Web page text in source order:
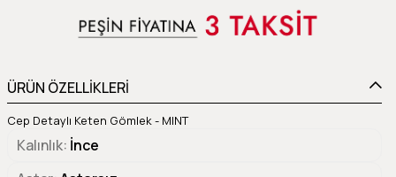
ÜRÜN ÖZELLİKLERİ
Cep Detaylı Keten Gömlek - MINT
Kalınlık İnce